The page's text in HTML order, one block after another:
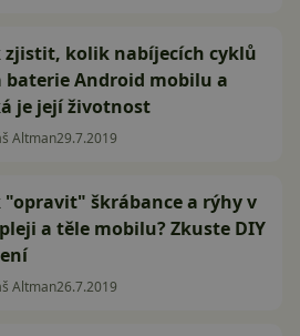
zjistit, kolik nabíjecích cyklů
baterie Android mobilu a
je její životnost
Altman29.7.2019
"opravit" škrábance a rýhy v
a těle mobilu? Zkuste DIY
Altman26.7.2019